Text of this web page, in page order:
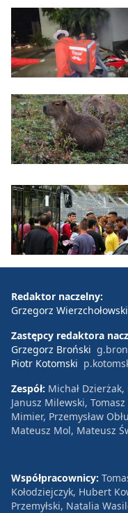
Redaktor naczelny:
Grzegorz Wierzchołowski
Zastępcy redaktora
Grzegorz Broński
Piotr Kotomski
Zespół: Michał
Janusz Milewski,
Mimier, Przemysław
Mateusz Mol, Mateusz
Współpracownicy:
Kołodziejczyk, Hubert
Przemyłski, Natalia